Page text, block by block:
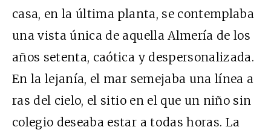
casa, en la última planta, se contemplaba
una vista única de aquella Almería de los
años setenta, caótica y despersonalizada.
En la lejanía, el mar semejaba una línea a
ras del cielo, el sitio en el que un niño sin
colegio deseaba estar a todas horas. La